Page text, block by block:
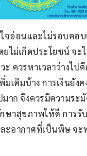
จอ่อนและไม่รอบคอ
ยไม่เกิดประโยชน์ จะ
ควรหาเวลาว่างไป
เติมบ้าง การเงินยัง
าก จึงควรมีความระมั
ษาสุขภาพให้ดี การรั
ะอากาศที่เป็นพิษ จะ